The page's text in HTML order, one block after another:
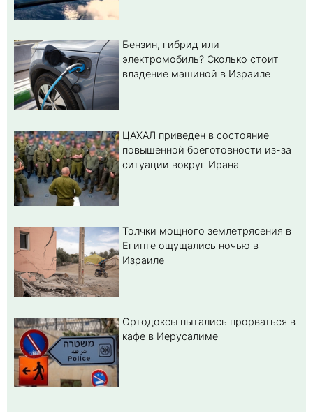
Бензин, гибрид или
электромобиль? Cколько стоит
владение машиной в Израиле
ЦАХАЛ приведен в состояние
повышенной боеготовности из-за
ситуации вокруг Ирана
Толчки мощного землетрясения в
Египте ощущались ночью в
Израиле
Ортодоксы пытались прорваться в
кафе в Иерусалиме